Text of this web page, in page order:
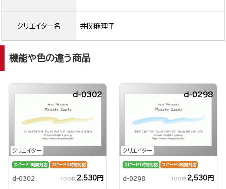
クリエイター名 井関麻理子
機能や色の違う商品
クリエイター
d-0302
スピード1時間対応 スピード3時間対応
d-0302 100枚 2,530円
クリエイター
d-0298
スピード1時間対応 スピード3時間対応
d-0298 100枚 2,530円